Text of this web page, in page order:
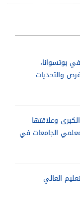
بوتسوانا،
والتحديات
وعلاقتها
الجامعات في
العالي